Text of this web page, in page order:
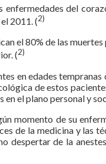
del
2011. (2)
el 80% de las
(2)
en edades
de estos
el plano personal y
momento de su
de la medicina y las
despertar de la